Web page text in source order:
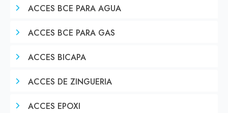
ACCES BCE PARA AGUA
ACCES BCE PARA GAS
ACCES BICAPA
ACCES DE ZINGUERIA
ACCES EPOXI